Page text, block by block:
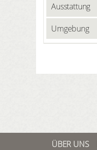
Ausstattung
Umgebung
ÜBER UNS